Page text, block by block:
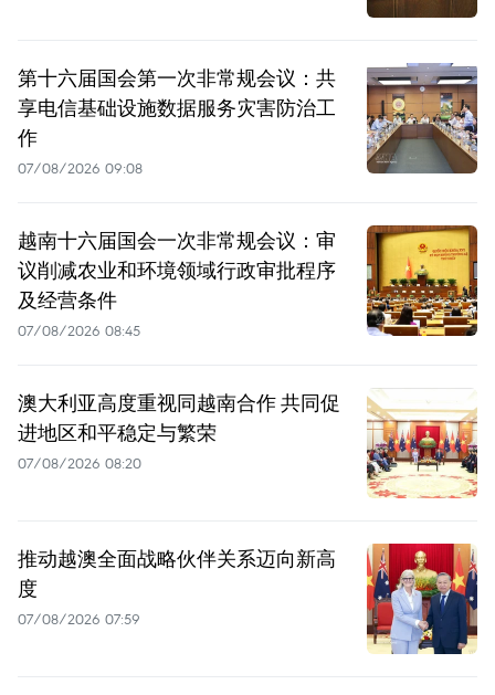
第十六届国会第一次非常规会议：共
享电信基础设施数据服务灾害防治工
作
07/08/2026 09:08
越南十六届国会一次非常规会议：审
议削减农业和环境领域行政审批程序
及经营条件
07/08/2026 08:45
澳大利亚高度重视同越南合作 共同促
进地区和平稳定与繁荣
07/08/2026 08:20
推动越澳全面战略伙伴关系迈向新高
度
07/08/2026 07:59